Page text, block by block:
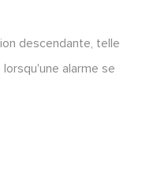
descendante, telle
alarme se